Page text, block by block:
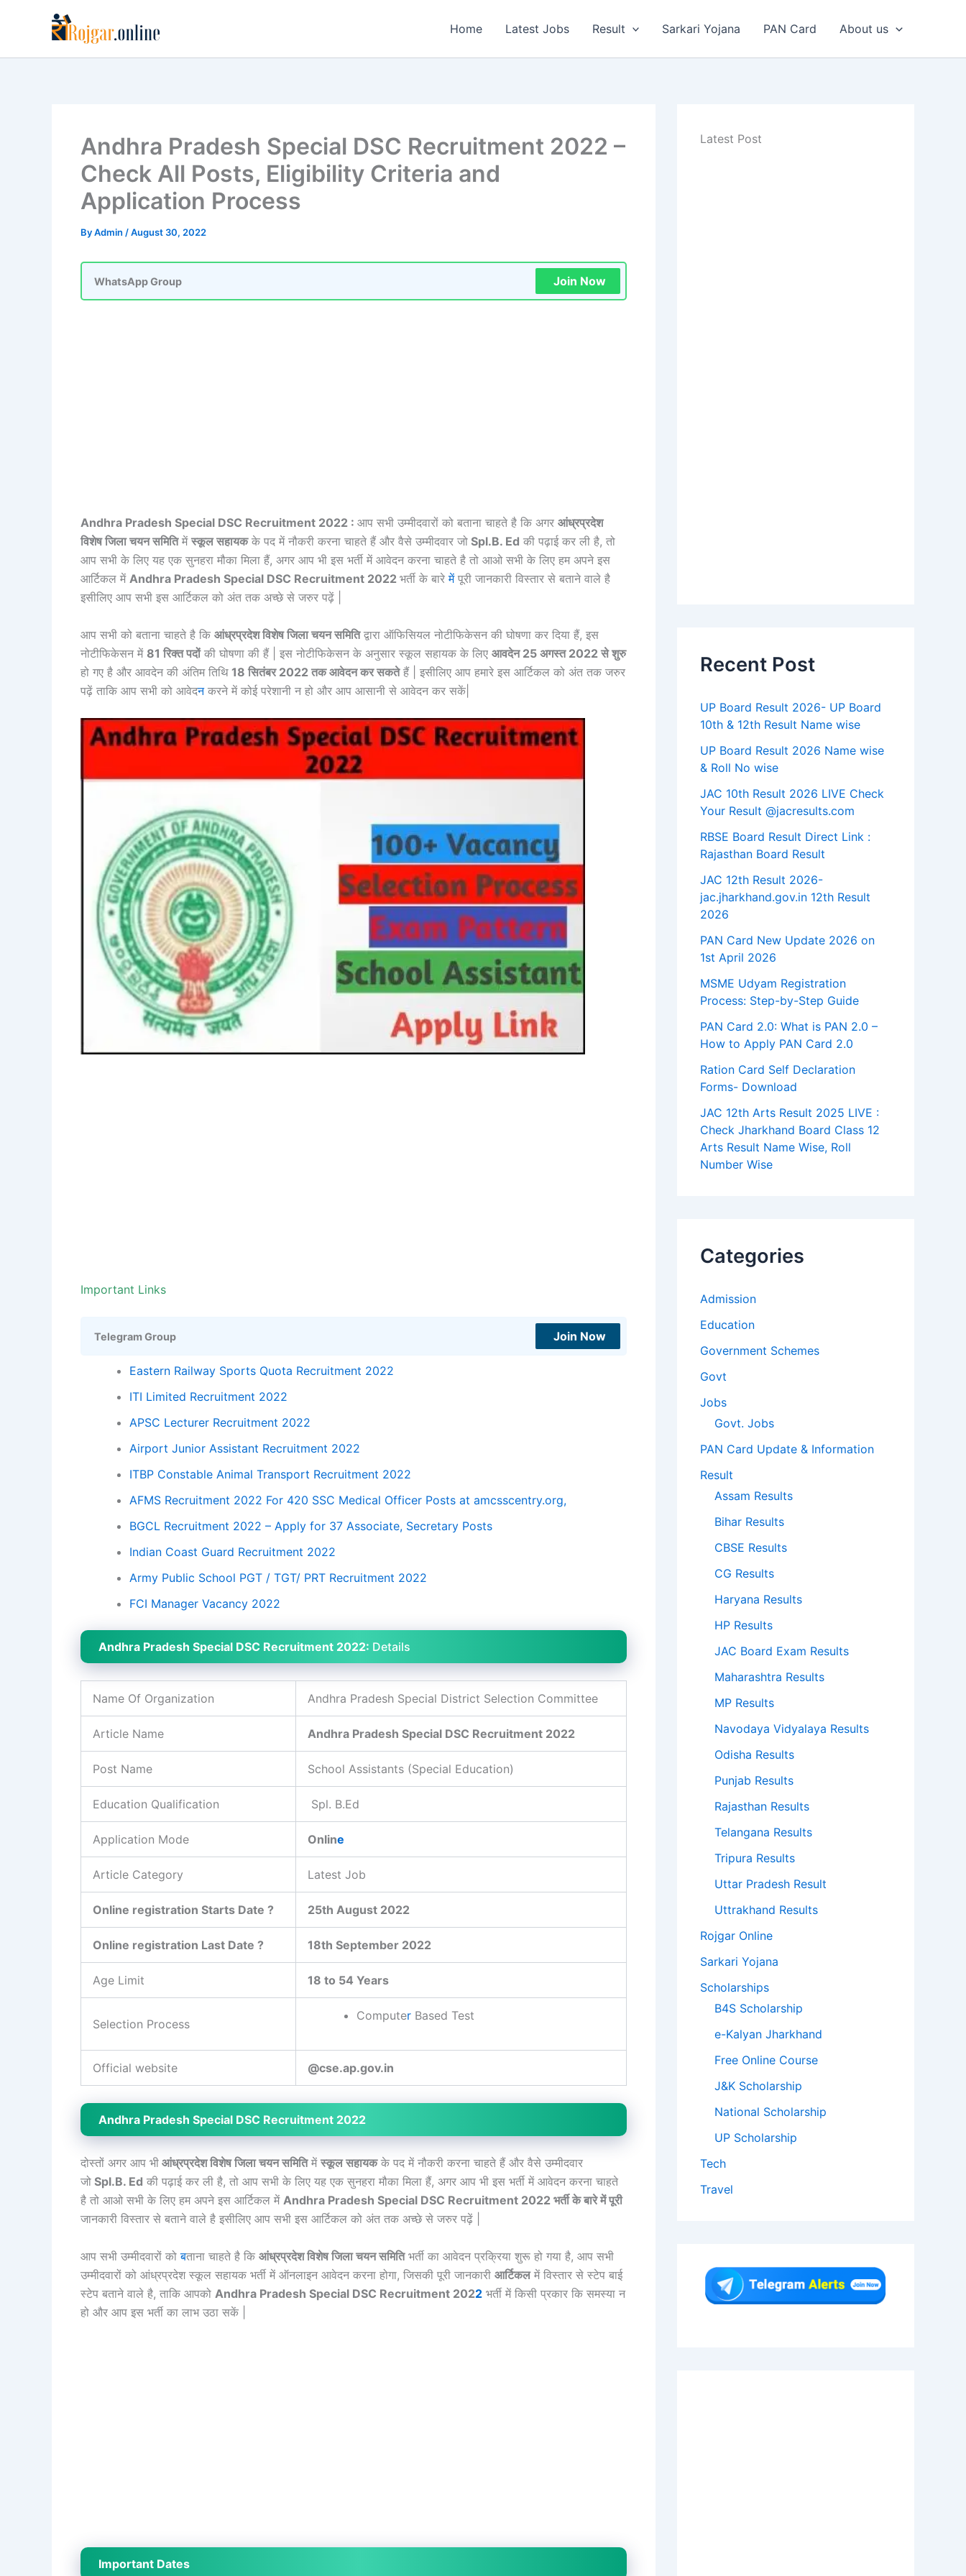
Home Latest Jobs Result Sarkari Yojana PAN Card About us
Andhra Pradesh Special DSC Recruitment 2022 –
Check All Posts, Eligibility Criteria and
Application Process
ByAdmin /August 30, 2022
WhatsApp Group Join Now
Andhra Pradesh Special DSC Recruitment 2022 : आप सभी उम्मीदवारों को बताना चाहते है कि अगर आंध्रप्रदेश
विशेष जिला चयन समितिमें स्कूल सहायकके पद में नौकरी करना चाहते हैं और वैसे उम्मीदवार जो Spl.B. Ed की पढ़ाई कर ली है, तो
आप सभी के लिए यह एक सुनहरा मौका मिला हैं, अगर आप भी इस भर्ती में आवेदन करना चाहते है तो आओ सभी के लिए हम अपने इस
आर्टिकल में Andhra Pradesh Special DSC Recruitment 2022 भर्ती के बारेमेंपूरी जानकारी विस्तार से बताने वाले है
इसीलिए आप सभी इस आर्टिकल को अंत तक अच्छे से जरुर पढ़ें |
आप सभी को बताना चाहते है कि आंध्रप्रदेश विशेष जिला चयन समितिद्वारा ऑफिसियल नोटीफिकेसन की घोषणा कर दिया हैं, इस
नोटीफिकेसन में 81 रिक्त पदोंकी घोषणा की हैं | इस नोटीफिकेसन के अनुसार स्कूल सहायक के लिए आवदेन 25 अगस्त 2022 से शुरु
हो गए है और आवदेन की अंतिम तिथि 18 सितंबर 2022 तक आवेदन कर सकतेहैं | इसीलिए आप हमारे इस आर्टिकल को अंत तक जरुर
पढ़ें ताकि आप सभी को आवेदनकरने में कोई परेशानी न हो और आप आसानी से आवेदन कर सकें|
Important Links
Telegram Group Join Now
Eastern Railway Sports Quota Recruitment 2022
ITI Limited Recruitment 2022
APSC Lecturer Recruitment 2022
Airport Junior Assistant Recruitment 2022
ITBP Constable Animal Transport Recruitment 2022
AFMS Recruitment 2022 For 420 SSC Medical Officer Posts at amcsscentry.org,
BGCL Recruitment 2022 – Apply for 37 Associate, Secretary Posts
Indian Coast Guard Recruitment 2022
Army Public School PGT / TGT/ PRT Recruitment 2022
FCI Manager Vacancy 2022
Andhra Pradesh Special DSC Recruitment 2022: Details
Name Of Organization Andhra Pradesh Special District Selection Committee
Article Name Andhra Pradesh Special DSC Recruitment 2022
Post Name School Assistants (Special Education)
Education Qualification Spl. B.Ed
Application Mode Online
Article Category Latest Job
Online registration Starts Date ? 25th August 2022
Online registration Last Date ? 18th September 2022
Age Limit 18 to 54 Years
Selection Process
Computer Based Test
Official website @cse.ap.gov.in
Andhra Pradesh Special DSC Recruitment 2022
दोस्तों अगर आप भी आंध्रप्रदेश विशेष जिला चयन समितिमें स्कूल सहायकके पद में नौकरी करना चाहते हैं और वैसे उम्मीदवार
जो Spl.B. Ed की पढ़ाई कर ली है, तो आप सभी के लिए यह एक सुनहरा मौका मिला हैं, अगर आप भी इस भर्ती में आवेदन करना चाहते
है तो आओ सभी के लिए हम अपने इस आर्टिकल में Andhra Pradesh Special DSC Recruitment 2022 भर्ती के बारे में पूरी
जानकारी विस्तार से बताने वाले है इसीलिए आप सभी इस आर्टिकल को अंत तक अच्छे से जरुर पढ़ें |
आप सभी उम्मीदवारों कोबताना चाहते है कि आंध्रप्रदेश विशेष जिला चयन समितिभर्ती का आवेदन प्रक्रिया शुरू हो गया है, आप सभी
उम्मीदवारों को आंध्रप्रदेश स्कूल सहायक भर्ती में ऑनलाइन आवेदन करना होगा, जिसकी पूरी जानकारी आर्टिकलमें विस्तार से स्टेप बाई
स्टेप बताने वाले है, ताकि आपको Andhra Pradesh Special DSC Recruitment 2022 भर्ती में किसी प्रकार कि समस्या न
हो और आप इस भर्ती का लाभ उठा सकें |
Important Dates
Latest Post
Recent Post
UP Board Result 2026- UP Board
10th & 12th Result Name wise
UP Board Result 2026 Name wise
& Roll No wise
JAC 10th Result 2026 LIVE Check
Your Result @jacresults.com
RBSE Board Result Direct Link : ​
Rajasthan Board Result
JAC 12th Result 2026-
jac.jharkhand.gov.in 12th Result
2026
PAN Card New Update 2026 on
1st April 2026
MSME Udyam Registration
Process: Step-by-Step Guide
PAN Card 2.0: What is PAN 2.0 –
How to Apply PAN Card 2.0
Ration Card Self Declaration
Forms- Download
JAC 12th Arts Result 2025 LIVE :
Check Jharkhand Board Class 12
Arts Result Name Wise, Roll
Number Wise
Categories
Admission
Education
Government Schemes
Govt
Jobs
Govt. Jobs
PAN Card Update & Information
Result
Assam Results
Bihar Results
CBSE Results
CG Results
Haryana Results
HP Results
JAC Board Exam Results
Maharashtra Results
MP Results
Navodaya Vidyalaya Results
Odisha Results
Punjab Results
Rajasthan Results
Telangana Results
Tripura Results
Uttar Pradesh Result
Uttrakhand Results
Rojgar Online
Sarkari Yojana
Scholarships
B4S Scholarship
e-Kalyan Jharkhand
Free Online Course
J&K Scholarship
National Scholarship
UP Scholarship
Tech
Travel